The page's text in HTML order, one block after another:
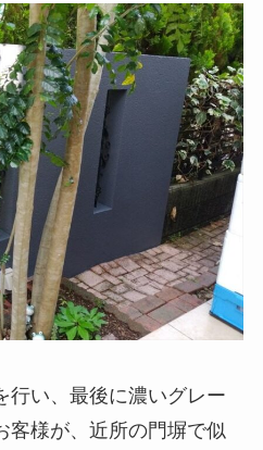
行い、最後に濃いグレー
客様が、近所の門塀で似